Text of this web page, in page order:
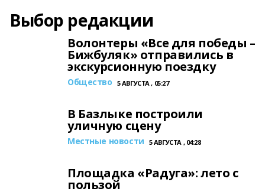
Выбор редакции
Волонтеры «Все для победы –
Бижбуляк» отправились в
экскурсионную поездку
Общество 5 АВГУСТА , 05:27
В Базлыке построили
уличную сцену
Местные новости 5 АВГУСТА , 04:28
Площадка «Радуга»: лето с
пользой